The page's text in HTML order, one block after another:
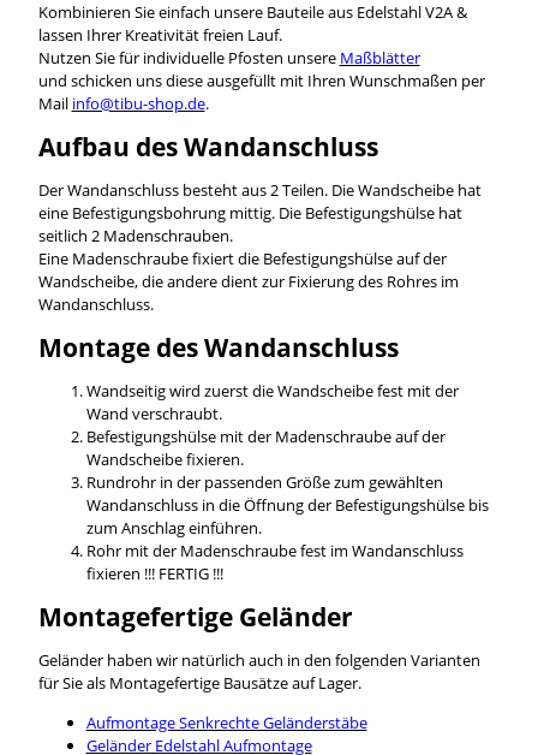
Kombinieren Sie einfach unsere Bauteile aus Edelstahl V2A &
lassen Ihrer Kreativität freien Lauf.
Nutzen Sie für individuelle Pfosten unsere Maßblätter
und schicken uns diese ausgefüllt mit Ihren Wunschmaßen per
Mail info@tibu-shop.de.
Aufbau des Wandanschluss
Der Wandanschluss besteht aus 2 Teilen. Die Wandscheibe hat
eine Befestigungsbohrung mittig. Die Befestigungshülse hat
seitlich 2 Madenschrauben.
Eine Madenschraube fixiert die Befestigungshülse auf der
Wandscheibe, die andere dient zur Fixierung des Rohres im
Wandanschluss.
Montage des Wandanschluss
Wandseitig wird zuerst die Wandscheibe fest mit der
Wand verschraubt.
Befestigungshülse mit der Madenschraube auf der
Wandscheibe fixieren.
Rundrohr in der passenden Größe zum gewählten
Wandanschluss in die Öffnung der Befestigungshülse bis
zum Anschlag einführen.
Rohr mit der Madenschraube fest im Wandanschluss
fixieren !!! FERTIG !!!
Montagefertige Geländer
Geländer haben wir natürlich auch in den folgenden Varianten
für Sie als Montagefertige Bausätze auf Lager.
Aufmontage Senkrechte Geländerstäbe
Geländer Edelstahl Aufmontage